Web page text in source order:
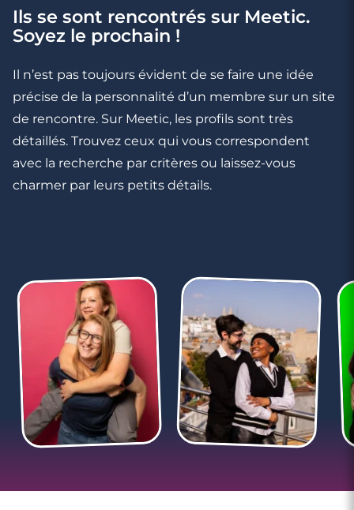
Rencontre à Dax
4 minutes
Rencontre à Saint-Sever
Ils se sont rencontrés sur Meetic.
Soyez le prochain !
Il n’est pas toujours évident de se faire une idée
précise de la personnalité d’un membre sur un site
de rencontre. Sur Meetic, les profils sont très
détaillés. Trouvez ceux qui vous correspondent
avec la recherche par critères ou laissez-vous
charmer par leurs petits détails.